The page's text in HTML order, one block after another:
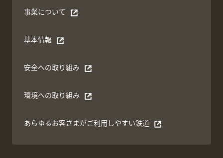
事業について
別ウィンドウで開く
基本情報
別ウィンドウで開く
安全への取り組み
別ウィンドウで開く
環境への取り組み
別ウィンドウで開く
あらゆるお客さまがご利⽤しやすい鉄道
別ウィンドウで開く